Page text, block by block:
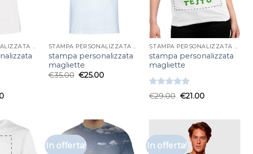
STAMPA PERSONALIZZATA MAGLIETTE STAMPA PERSONALIZZATA MAGLIETTE
stampa personalizzata
magliette
€35.00 €25.00
STAMPA PERSONALIZZATA MAGLIETTE
stampa personalizzata
magliette
Valutato
5.00su 5
€29.00 €21.00
In offerta! In offerta!